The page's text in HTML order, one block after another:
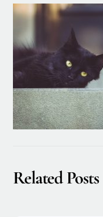
Related Posts